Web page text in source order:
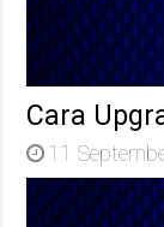
Cara
11